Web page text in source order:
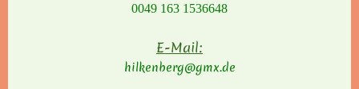
0049 163 1536648
E-Mail:
hilkenberg@gmx.de